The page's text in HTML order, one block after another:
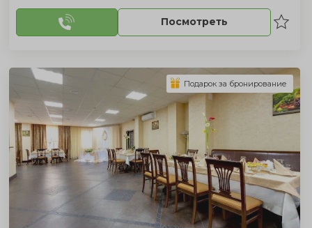
Посмотреть
Подарок за бронирование